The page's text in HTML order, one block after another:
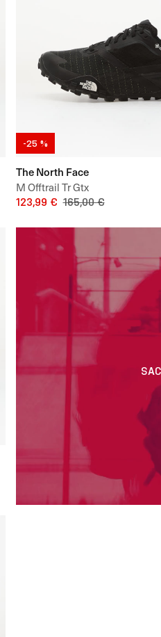
-25 %
The North Face
M Offtrail Tr Gtx
123,99 € 165,00 €